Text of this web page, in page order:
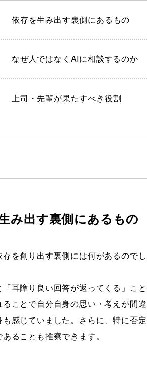
依存を生み出す裏側にあるもの
なぜ人ではなくAIに相談するのか
上司・先輩が果たすべき役割
み出す裏側にあるもの
を創り出す裏側には何があるのでし
耳障り良い回答が返ってくる」こ
ことで自分自身の思い・考えが間
も感じていました。さらに、特に否
ることも推察できます。